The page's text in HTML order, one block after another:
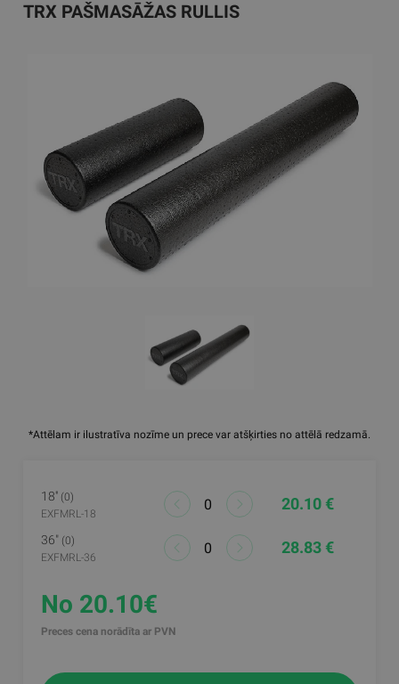
*Attēlam ir ilustratīva nozīme un prece var atšķirties no attēlā redzamā.
TRX PAŠMASĀŽAS RULLIS
18'' (0)
EXFMRL-18
20.10 €
36" (0)
EXFMRL-36
28.83 €
No 20.10€
Preces cena norādīta ar PVN